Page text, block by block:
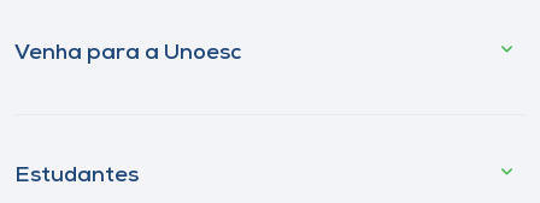
Venha para a Unoesc
Estudantes